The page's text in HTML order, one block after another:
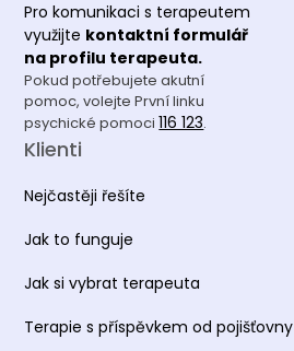
Pro komunikaci s terapeutem
využijte kontaktní formulář
na profilu terapeuta.
Pokud potřebujete akutní
pomoc, volejte První linku
psychické pomoci116 123.
Klienti
Nejčastěji řešíte
Jak to funguje
Jak si vybrat terapeuta
Terapie s příspěvkem od pojišťovny